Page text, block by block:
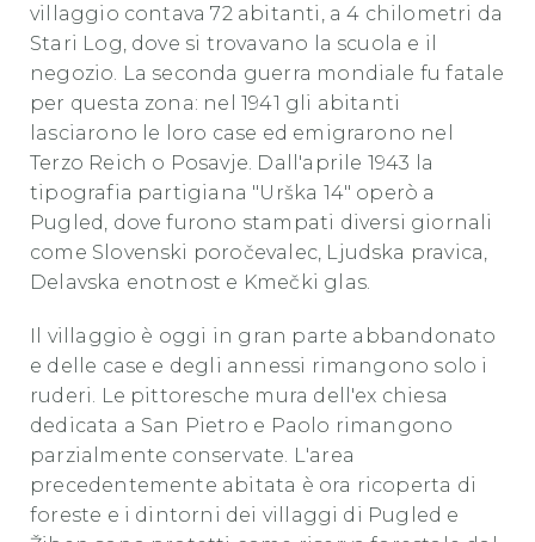
villaggio contava 72 abitanti, a 4 chilometri da
Stari Log, dove si trovavano la scuola e il
negozio. La seconda guerra mondiale fu fatale
per questa zona: nel 1941 gli abitanti
lasciarono le loro case ed emigrarono nel
Terzo Reich o Posavje. Dall'aprile 1943 la
tipografia partigiana "Urška 14" operò a
Pugled, dove furono stampati diversi giornali
come Slovenski poročevalec, Ljudska pravica,
Delavska enotnost e Kmečki glas.
Il villaggio è oggi in gran parte abbandonato
e delle case e degli annessi rimangono solo i
ruderi. Le pittoresche mura dell'ex chiesa
dedicata a San Pietro e Paolo rimangono
parzialmente conservate. L'area
precedentemente abitata è ora ricoperta di
foreste e i dintorni dei villaggi di Pugled e